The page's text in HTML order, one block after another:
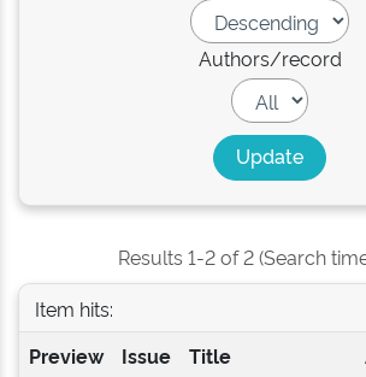
Authors/record
Results 1-2 of 2 (Search
Item hits:
Preview
Issue
Title